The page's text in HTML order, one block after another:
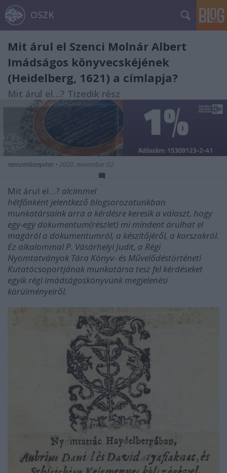
OSZK
Mit árul el Szenci Molnár Albert
Imádságos könyvecskéjének
(Heidelberg, 1621) a címlapja?
Mit árul el…? Tizedik rész
nemzetikonyvtar • 2020. november 02.
Mit árul el…? alcímmel
hétfőnként jelentkező blogsorozatunkban
munkatársaink arra a kérdésre keresik a választ, hogy
egy-egy dokumentum(részlet) mi mindent árulhat el
magáról a dokumentumról, a készítőjéről, a korszakról.
Ez alkalommal P. Vásárhelyi Judit, a Régi
Nyomtatványok Tára Könyv- és Művelődéstörténeti
Kutatócsoportjának munkatársa tesz fel kérdéseket
egyik régi imádságoskönyvünk megjelenési
körülményeiről.